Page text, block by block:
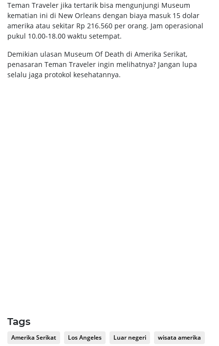
Teman Traveler jika tertarik bisa mengunjungi Museum
kematian ini di New Orleans dengan biaya masuk 15 dolar
amerika atau sekitar Rp 216.560 per orang. Jam operasional
pukul 10.00-18.00 waktu setempat.
Demikian ulasan Museum Of Death di Amerika Serikat,
penasaran Teman Traveler ingin melihatnya? Jangan lupa
selalu jaga protokol kesehatannya.
Tags
Amerika Serikat Los Angeles Luar negeri wisata amerika